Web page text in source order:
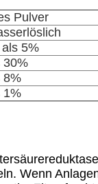
Pulver
5%
30%
8%
1%
Wenn